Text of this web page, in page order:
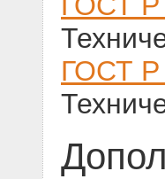
ГОСТ Р